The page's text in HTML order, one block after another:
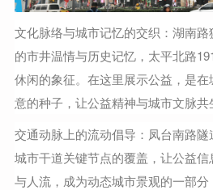
文化脉络与城市记忆的交织：湖南
的市井温情与历史记忆，太平北路
休闲的象征。在这里展示公益，是
意的种子，让公益精神与城市文脉共
交通动脉上的流动倡导：凤台南路
城市干道关键节点的覆盖，让公益
与人流，成为动态城市景观的一部